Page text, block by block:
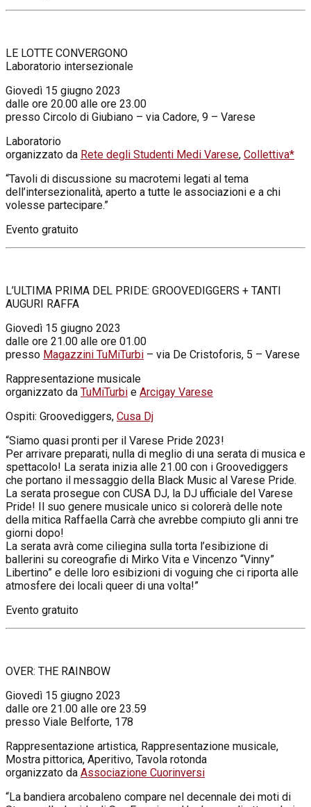
LE LOTTE CONVERGONO
Laboratorio intersezionale
Giovedì 15 giugno 2023
dalle ore 20.00 alle ore 23.00
presso Circolo di Giubiano – via Cadore, 9 – Varese
Laboratorio
organizzato da Rete degli Studenti Medi Varese, Collettiva*
“Tavoli di discussione su macrotemi legati al tema
dell’intersezionalità, aperto a tutte le associazioni e a chi
volesse partecipare.”
Evento gratuito
L’ULTIMA PRIMA DEL PRIDE: GROOVEDIGGERS + TANTI
AUGURI RAFFA
Giovedì 15 giugno 2023
dalle ore 21.00 alle ore 01.00
presso Magazzini TuMiTurbi – via De Cristoforis, 5 – Varese
Rappresentazione musicale
organizzato da TuMiTurbi e Arcigay Varese
Ospiti: Groovediggers, Cusa Dj
“Siamo quasi pronti per il Varese Pride 2023!
Per arrivare preparati, nulla di meglio di una serata di musica e
spettacolo! La serata inizia alle 21.00 con i Groovediggers
che portano il messaggio della Black Music al Varese Pride.
La serata prosegue con CUSA DJ, la DJ ufficiale del Varese
Pride! Il suo genere musicale unico si colorerà delle note
della mitica Raffaella Carrà che avrebbe compiuto gli anni tre
giorni dopo!
La serata avrà come ciliegina sulla torta l’esibizione di
ballerini su coreografie di Mirko Vita e Vincenzo “Vinny”
Libertino” e delle loro esibizioni di voguing che ci riporta alle
atmosfere dei locali queer di una volta!”
Evento gratuito
OVER: THE RAINBOW
Giovedì 15 giugno 2023
dalle ore 21.00 alle ore 23.59
presso Viale Belforte, 178
Rappresentazione artistica, Rappresentazione musicale,
Mostra pittorica, Aperitivo, Tavola rotonda
organizzato da Associazione Cuorinversi
“La bandiera arcobaleno compare nel decennale dei moti di